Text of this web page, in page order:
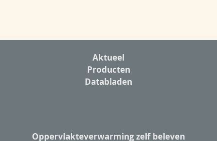
Aktueel
Producten
Databladen
Oppervlakteverwarming zelf beleven